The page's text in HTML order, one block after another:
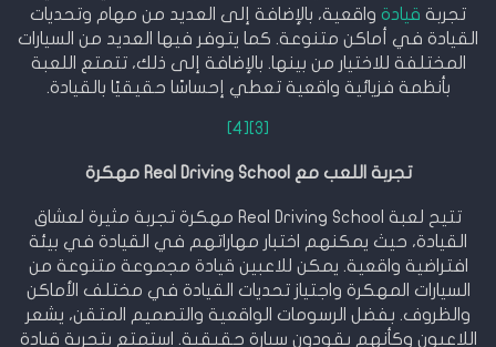
تجربة قيادة واقعية، بالإضافة إلى العديد من مهام وتحديات
القيادة في أماكن متنوعة. كما يتوفر فيها العديد من السيارات
المختلفة للاختيار من بينها. بالإضافة إلى ذلك، تتمتع اللعبة
بأنظمة فزيائية واقعية تعطي إحساسًا حقيقيًا بالقيادة.
[3]
[4]
تجربة اللعب مع Real Driving School مهكرة
تتيح لعبة Real Driving School مهكرة تجربة مثيرة لعشاق
القيادة، حيث يمكنهم اختبار مهاراتهم في القيادة في بيئة
افتراضية واقعية. يمكن للاعبين قيادة مجموعة متنوعة من
السيارات المهكرة واجتياز تحديات القيادة في مختلف الأماكن
والظروف. بفضل الرسومات الواقعية والتصميم المتقن، يشعر
اللاعبون وكأنهم يقودون سيارة حقيقية. استمتع بتجربة قيادة